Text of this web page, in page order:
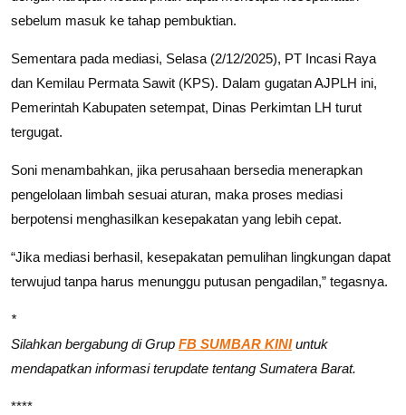
sebelum masuk ke tahap pembuktian.
Sementara pada mediasi, Selasa (2/12/2025), PT Incasi Raya
dan Kemilau Permata Sawit (KPS). Dalam gugatan AJPLH ini,
Pemerintah Kabupaten setempat, Dinas Perkimtan LH turut
tergugat.
Soni menambahkan, jika perusahaan bersedia menerapkan
pengelolaan limbah sesuai aturan, maka proses mediasi
berpotensi menghasilkan kesepakatan yang lebih cepat.
“Jika mediasi berhasil, kesepakatan pemulihan lingkungan dapat
terwujud tanpa harus menunggu putusan pengadilan,” tegasnya.
*
Silahkan bergabung di Grup FB SUMBAR KINIuntuk
mendapatkan informasi terupdate tentang Sumatera Barat.
****